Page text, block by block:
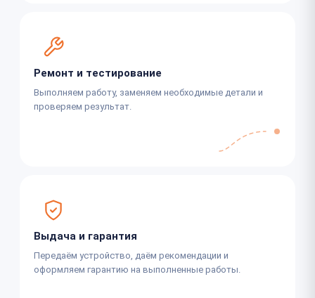
Ремонт и тестирование
Выполняем работу, заменяем необходимые детали и
проверяем результат.
Выдача и гарантия
Передаём устройство, даём рекомендации и
оформляем гарантию на выполненные работы.